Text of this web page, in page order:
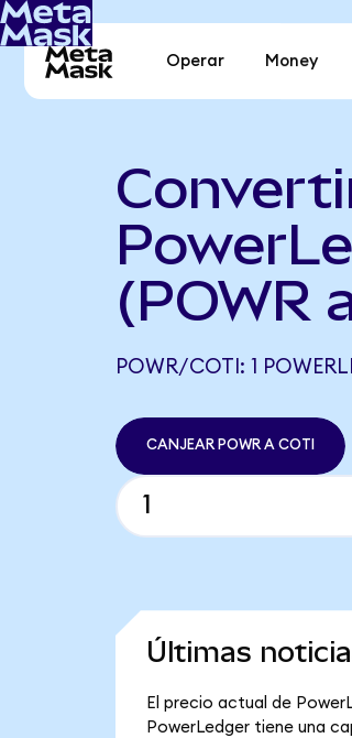
Operar Money
(POWR
POWR/COTI: 1
CANJEAR POWR A COTI
Últimas
El precio actual de
PowerLedger tiene una